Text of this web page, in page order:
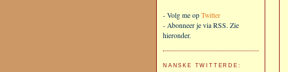
- Volg me op Twitter
- Abonneer je via RSS. Zie
hieronder.
NANSKE TWITTERDE: